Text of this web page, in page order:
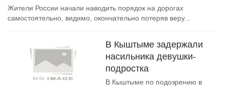
Жители России начали наводить порядок на дорогах
самостоятельно, видимо, окончательно потеряв веру...
В Кыштыме задержали
насильника девушки-
подростка
В Кыштыме по подозрению в